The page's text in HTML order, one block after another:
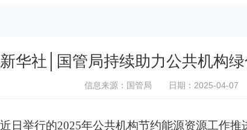
新华社│国管局持续助力公共机构
信息来源：国管局 日期：2025-04-07
日举行的2025年公共机构节约能源资源工作推